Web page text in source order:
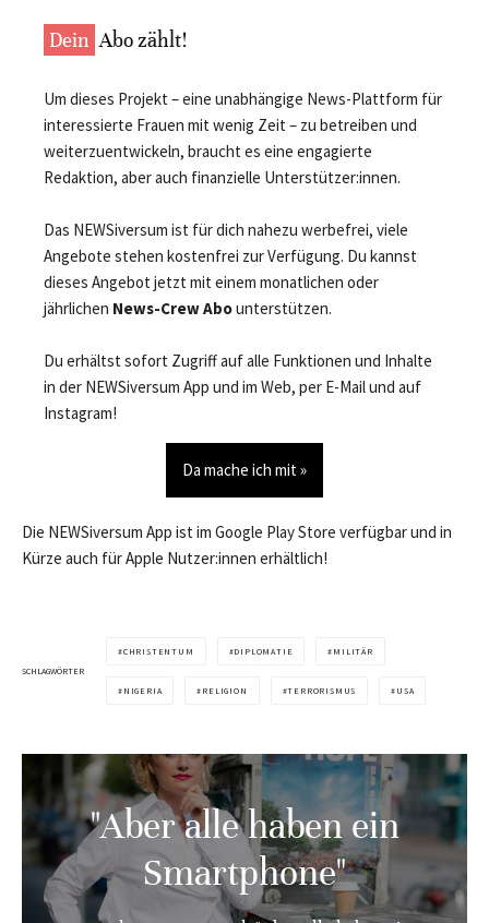
Dein Abo zählt!
Um dieses Projekt – eine unabhängige News-Plattform für
interessierte Frauen mit wenig Zeit – zu betreiben und
weiterzuentwickeln, braucht es eine engagierte
Redaktion, aber auch finanzielle Unterstützer:innen.
Das NEWSiversum ist für dich nahezu werbefrei, viele
Angebote stehen kostenfrei zur Verfügung. Du kannst
dieses Angebot jetzt mit einem monatlichen oder
jährlichen News-Crew Abounterstützen.
Du erhältst sofort Zugriff auf alle Funktionen und Inhalte
in der NEWSiversum App und im Web, per E-Mail und auf
Instagram!
Da mache ich mit »
Die NEWSiversum App ist im Google Play Store verfügbar und in
Kürze auch für Apple Nutzer:innen erhältlich!
SCHLAGWÖRTER
CHRISTENTUM DIPLOMATIE MILITÄR
NIGERIA RELIGION TERRORISMUS USA
"Aber alle haben ein
Smartphone"